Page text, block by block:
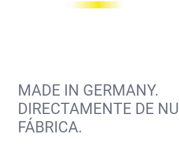
MADE IN GERMANY.
DIRECTAMENTE DE
FÁBRICA.